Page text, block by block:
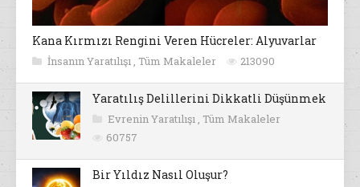
Kana Kırmızı Rengini Veren Hücreler: Alyuvarlar
İnsanın Yaratılışı , Tüm Makaleler 213090
Yaratılış Delillerini Dikkatli Düşünmek
Evrenin Yaratılışı , Tüm Makaleler
60757
Bir Yıldız Nasıl Oluşur?